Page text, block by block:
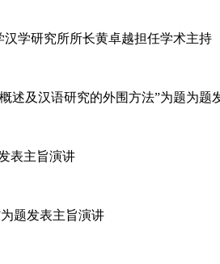
学研究所所长黄卓越担任学术主持
述及汉语研究的外围方法”为题为题
表主旨演讲
题发表主旨演讲